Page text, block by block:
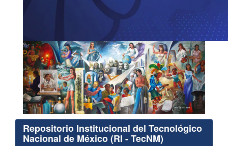
Repositorio Institucional del Tecnológico
Nacional de México (RI - TecNM)